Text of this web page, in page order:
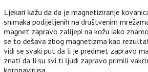
Ljekari kažu da da je magnetiziranje
snimaka podijeljenih na društvenim
magnet zapravo zalijepi na kožu iako
se to dešava zbog magnetizma kao
vidi se svaki put da li je predmet zapravo
znati da li su svi ti ljudi zapravo primili
koronavirusa.